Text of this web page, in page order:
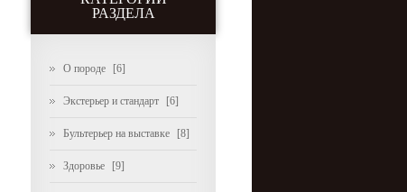
РАЗДЕЛА
О породе [6]
Экстерьер и стандарт [6]
Бультерьер на выставке [8]
Здоровье [9]